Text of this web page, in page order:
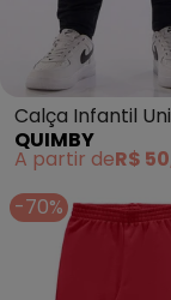
Calça Infantil
Térmica Preto
QUIMBY
A partir deR$
-70%